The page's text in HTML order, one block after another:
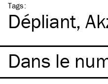
Tags:
Dépliant
Dans le